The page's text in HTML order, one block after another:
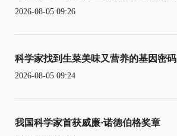
2026-08-05 09:26
科学家找到生菜美味又营养的基因密码
2026-08-05 09:24
我国科学家首获威廉·诺德伯格奖章